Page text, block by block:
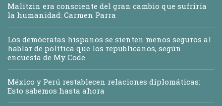
Malitzin era consciente del gran cambio que sufriría
la humanidad: Carmen Parra
Los demócratas hispanos se sienten menos seguros al
hablar de política que los republicanos, según
encuesta de My Code
México y Perú restablecen relaciones diplomáticas:
Esto sabemos hasta ahora